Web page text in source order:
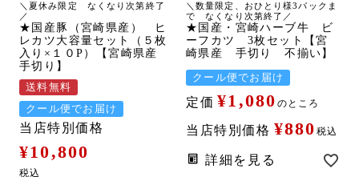
＼夏休み限定 なくなり次第終了
／
★国産豚（宮崎県産） ヒ
レカツ大容量セット（５枚
入り×１０P）【宮崎県産
手切り】
送料無料
クール便でお届け
当店特別価格
¥10,800
税込
＼数量限定、おひとり様3パックま
で なくなり次第終了／
★国産・宮崎ハーブ牛 ビ
ーフカツ 3枚セット【宮
崎県産 手切り 不揃い】
クール便でお届け
定価 ¥1,080 のところ
当店特別価格 ¥880 税込
詳細を見る